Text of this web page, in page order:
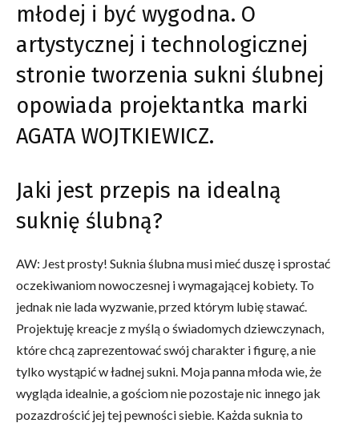
młodej i być wygodna. O
artystycznej i technologicznej
stronie tworzenia sukni ślubnej
opowiada projektantka marki
AGATA WOJTKIEWICZ.
Jaki jest przepis na idealną
suknię ślubną?
AW: Jest prosty! Suknia ślubna musi mieć duszę i sprostać
oczekiwaniom nowoczesnej i wymagającej kobiety. To
jednak nie lada wyzwanie, przed którym lubię stawać.
Projektuję kreacje z myślą o świadomych dziewczynach,
które chcą zaprezentować swój charakter i figurę, a nie
tylko wystąpić w ładnej sukni. Moja panna młoda wie, że
wygląda idealnie, a gościom nie pozostaje nic innego jak
pozazdrościć jej tej pewności siebie. Każda suknia to